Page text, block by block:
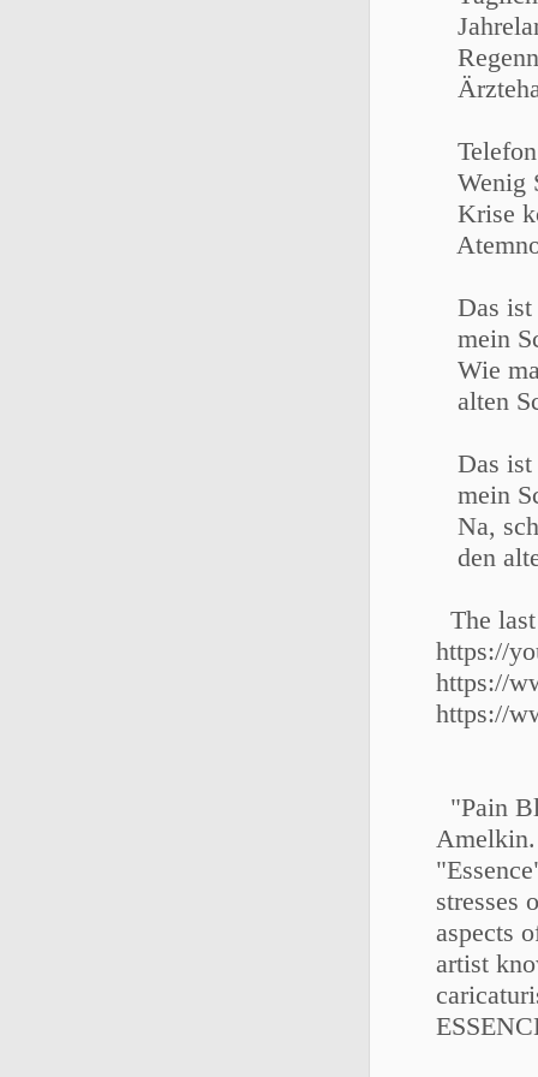
Wenig
Krise
Das ist
mein
Wie
alten
Das ist
mein
Na,
den
The
https://
https://
https://
"Pain
stresses
aspects
artist